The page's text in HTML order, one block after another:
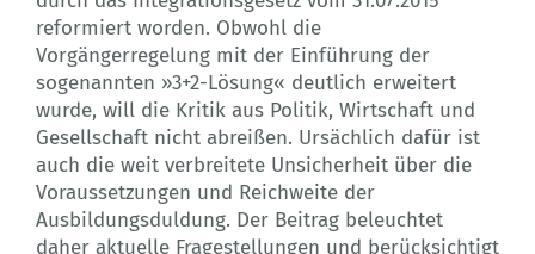
reformiert worden. Obwohl die
Vorgängerregelung mit der Einführung der
sogenannten »3+2-Lösung« deutlich erweitert
wurde, will die Kritik aus Politik, Wirtschaft und
Gesellschaft nicht abreißen. Ursächlich dafür ist
auch die weit verbreitete Unsicherheit über die
Voraussetzungen und Reichweite der
Ausbildungsduldung. Der Beitrag beleuchtet
daher aktuelle Fragestellungen und berücksichtigt